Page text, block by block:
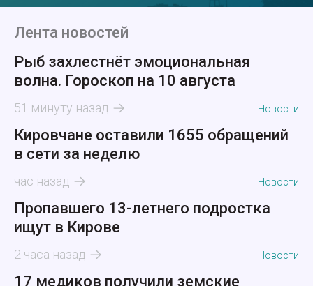
Лента новостей
Рыб захлестнёт эмоциональная
волна. Гороскоп на 10 августа
51 минуту назад Новости
Кировчане оставили 1655 обращений
в сети за неделю
час назад Новости
Пропавшего 13-летнего подростка
ищут в Кирове
2 часа назад Новости
17 медиков получили земские